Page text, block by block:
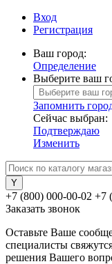
Вход
Регистрация
Ваш город:
Определение
Выберите ваш
Запомнить
Сейчас выбран:
Подтверждаю
Изменить
+7 (800) 000-00-02 +7
Заказать звонок
Оставьте Ваше
специалисты
решения Вашего